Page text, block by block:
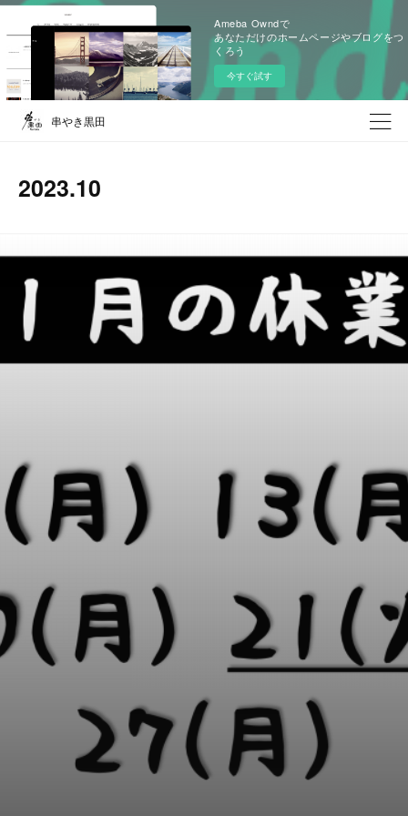
Ameba Owndで
あなただけのホームページやブログをつ
くろう
今すぐ試す
串やき黒田
2023.10